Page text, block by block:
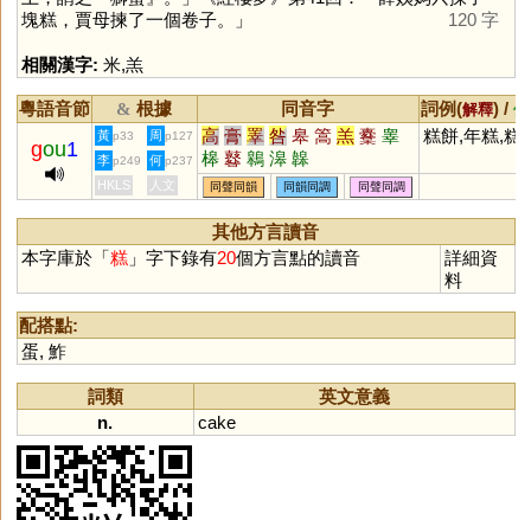
塊糕，賈母揀了一個卷子。」
120 字
相關漢字: 米,羔
粵語音節 & 根據 同音字 詞例(解釋) /
gou1
黃 p33 周 p127 高 膏 睪 咎 皋 篙 羔 櫜 睾
槔 鼛 鷎 滜 韟
糕餅,年糕,糕
李 p249 何 p237
HKLS 人文 同聲同韻 同韻同調 同聲同調
其他方言讀音
本字庫於「糕」字下錄有20個方言點的讀音
詳細資
料
配搭點:
蛋, 鮓
詞類
英文意義
n.
cake